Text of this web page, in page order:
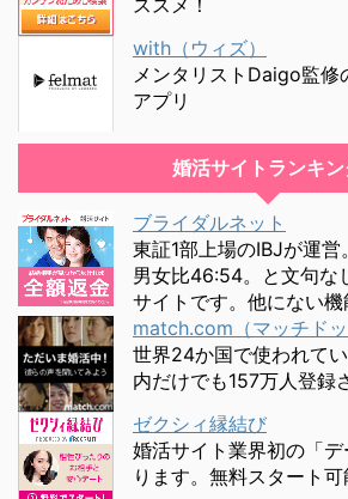
ススメ！
with（ウィズ）
メンタリストDaigo監修
アプリ
婚活サイトランキ
ブライダルネット
東証1部上場のIBJが運営
男女比46:54。と文句な
サイトです。他にない機
match.com（マッチド
世界24か国で使われて
内だけでも157万人登録
ゼクシィ縁結び
婚活サイト業界初の「
ります。無料スタート可